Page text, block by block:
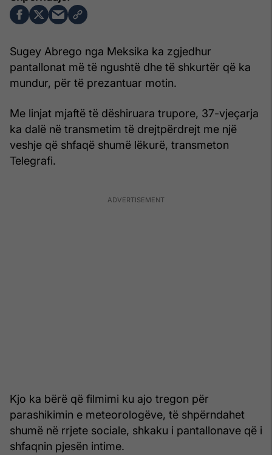
Sugey Abrego nga Meksika ka zgjedhur
pantallonat më të ngushtë dhe të shkurtër që ka
mundur, për të prezantuar motin.
Me linjat mjaftë të dëshiruara trupore, 37-vjeçarja
ka dalë në transmetim të drejtpërdrejt me një
veshje që shfaqë shumë lëkurë, transmeton
Telegrafi.
Kjo ka bërë që filmimi ku ajo tregon për
parashikimin e meteorologëve, të shpërndahet
shumë në rrjete sociale, shkaku i pantallonave që i
shfaqnin pjesën intime.